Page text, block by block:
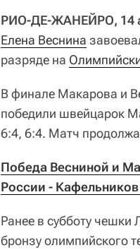
РИО-ДЕ-ЖАНЕЙРО, 14
Елена Веснина
разряде на
В финале Макарова и
победили швейцарок
6:4, 6:4. Матч
Победа Весниной и
России - Кафельников
Ранее в субботу
бронзу олимпийского